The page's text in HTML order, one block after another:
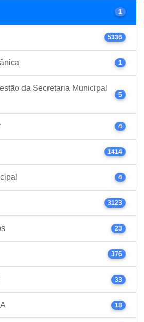
1
5336
1
da Secretaria Municipal
5
4
1414
4
3123
23
376
33
18